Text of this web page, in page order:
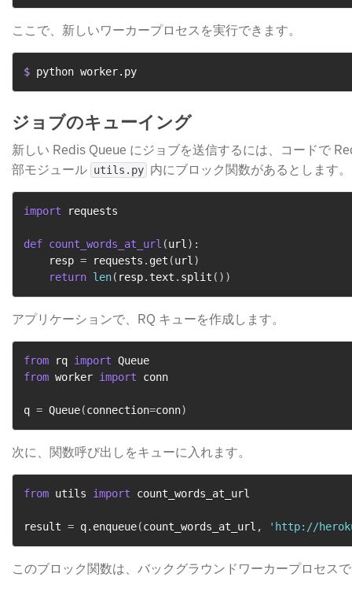
ここで、新しいワーカープロセスを実行できます。
$ python worker.py
ジョブのキューイング
新しい Redis Queue にジョブを送信するには、コードで
部モジュール utils.py ​ 内にブロック関数があるとします。
import requests
def count_words_at_url (url ) :
    resp
= requests . get (url )
return len( resp.text . split ( ) )
アプリケーションで、RQ キューを作成します。
from rq import
from worker import conn
q = Queue(connection=conn)
次に、関数呼び出しをキューに入れます。
from utils import count_words_at_url
result = q. enqueue(count_words_at_url , 'http://
このブロック関数は、バックグラウンドワーカープロセス